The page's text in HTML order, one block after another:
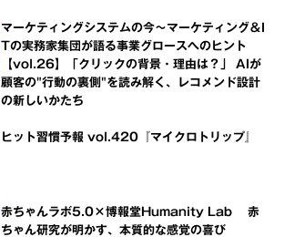
マーケティングシステムの今～マーケティング＆I
Tの実務家集団が語る事業グロースへのヒント
【vol.26】「クリックの背景・理由は？」 AIが
顧客の"行動の裏側"を読み解く、レコメンド設計
の新しいかたち
ヒット習慣予報 vol.420『マイクロトリップ』
赤ちゃんラボ5.0×博報堂Humanity Lab 赤
ちゃん研究が明かす、本質的な感覚の喜び